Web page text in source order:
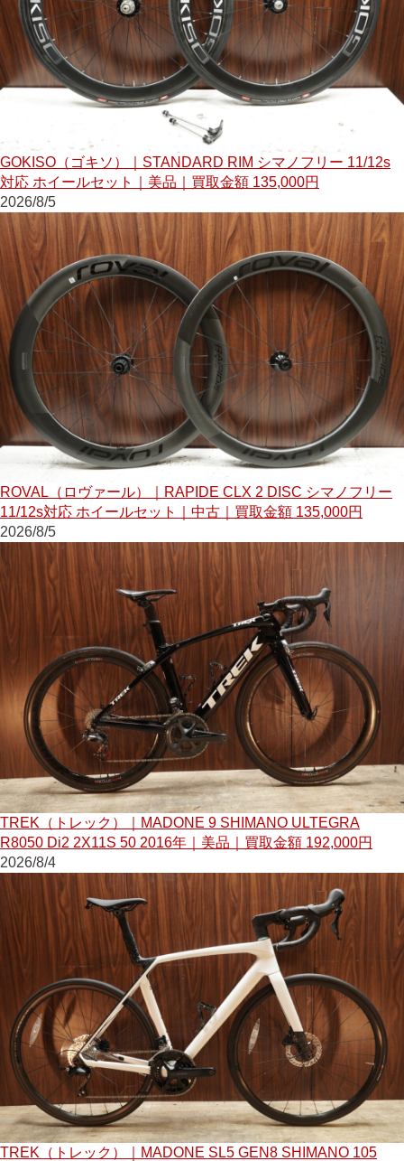
GOKISO（ゴキソ）｜STANDARD RIM シマノフリー 11/12s
対応 ホイールセット｜美品｜買取金額 135,000円
2026/8/5
ROVAL（ロヴァール）｜RAPIDE CLX 2 DISC シマノフリー
11/12s対応 ホイールセット｜中古｜買取金額 135,000円
2026/8/5
TREK（トレック）｜MADONE 9 SHIMANO ULTEGRA
R8050 Di2 2X11S 50 2016年｜美品｜買取金額 192,000円
2026/8/4
TREK（トレック）｜MADONE SL5 GEN8 SHIMANO 105